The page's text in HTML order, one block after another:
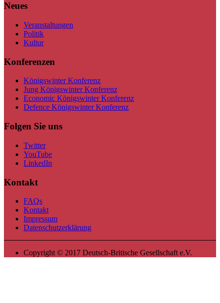
Neues
Veranstaltungen
Politik
Kultur
Konferenzen
Königswinter Konferenz
Jung Königswinter Konferenz
Economic Königswinter Konferenz
Defence Königswinter Konferenz
Folgen Sie uns
Twitter
YouTube
LinkedIn
Kontakt
FAQs
Kontakt
Impressum
Datenschutzerklärung
Copyright © 2017 Deutsch-Britische Gesellschaft e.V.